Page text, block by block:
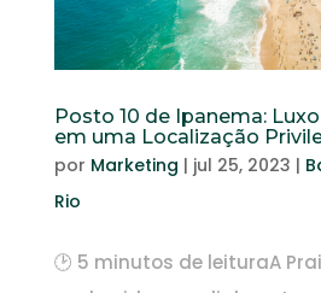
Posto 10 de Ipanema:
em uma Localização
por Marketing | jul 25, 2023 |
Rio
🕑 5 minutos de leituraA